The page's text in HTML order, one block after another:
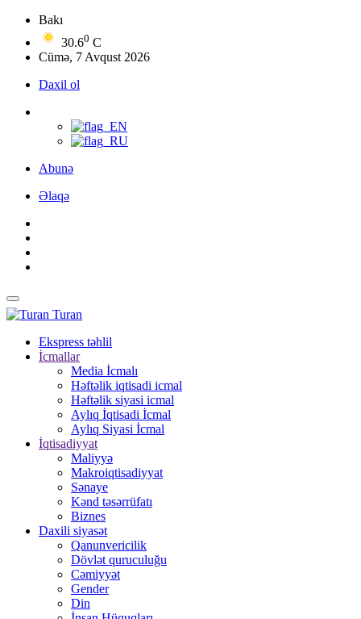
Bakı
30.60 C
Cümə, 7 Avqust 2026
Daxil ol
Abunə
Əlaqə
Turan
Ekspress təhlil
İcmallar
Media İcmalı
Həftəlik iqtisadi icmal
Həftəlik siyasi icmal
Aylıq İqtisadi İcmal
Aylıq Siyasi İcmal
İqtisadiyyat
Maliyyə
Makroiqtisadiyyat
Sənaye
Kənd təsərrüfatı
Biznes
Daxili siyasət
Qanunvericilik
Dövlət quruculuğu
Cəmiyyət
Gender
Din